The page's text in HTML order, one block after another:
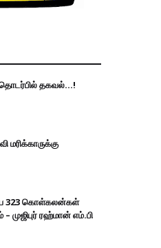
தகவல்...!
மரிக்காருக்கு
323 கொள்கலன்கள்
முஜிபுர் ரஹ்மான் எம்.பி